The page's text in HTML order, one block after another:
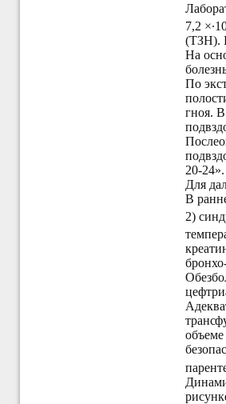
7,2
(ТЗН).
На
По
гноя.
20-24».
Для
В
2)
транс